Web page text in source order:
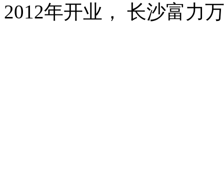
2012年开业， 长沙富